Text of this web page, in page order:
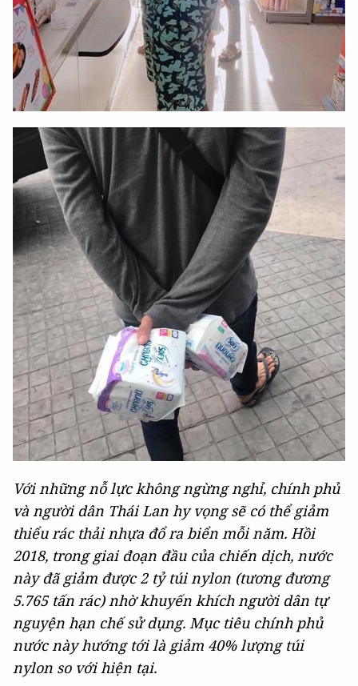
Với những nỗ lực không ngừng nghỉ, chính phủ
và người dân Thái Lan hy vọng sẽ có thể giảm
thiểu rác thải nhựa đổ ra biển mỗi năm. Hồi
2018, trong giai đoạn đầu của chiến dịch, nước
này đã giảm được 2 tỷ túi nylon (tương đương
5.765 tấn rác) nhờ khuyến khích người dân tự
nguyện hạn chế sử dụng. Mục tiêu chính phủ
nước này hướng tới là giảm 40% lượng túi
nylon so với hiện tại.